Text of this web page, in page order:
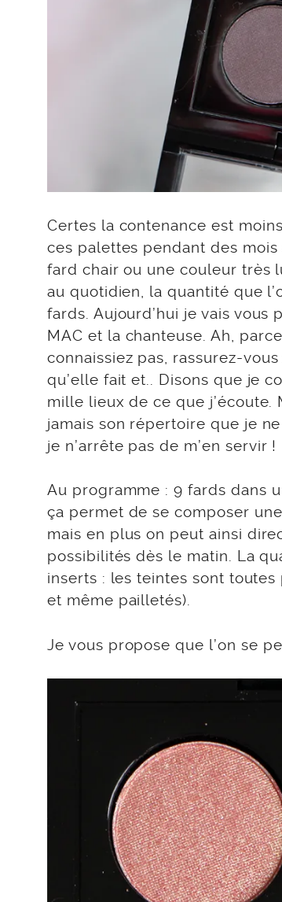
Certes la contenance est
ces palettes pendant des mois
fard chair ou une couleur très
au quotidien, la quantité que
fards. Aujourd’hui je vais vous
MAC et la chanteuse. Ah,
connaissiez pas, rassurez-
qu’elle fait et.. Disons que je
mille lieux de ce que j’écoute.
jamais son répertoire que je
je n’arrête pas de m’en servir !
Au programme : 9 fards dans
ça permet de se composer
mais en plus on peut ainsi
possibilités dès le matin. La
inserts : les teintes sont
et même pailletés).
Je vous propose que l’on se